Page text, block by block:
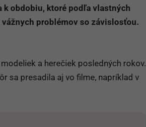
obdobiu, ktoré podľa vlastných
problémov so závislosťou.
a herečiek posledných rokov.
sa presadila aj vo filme, napríklad v